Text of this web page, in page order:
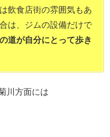
飲食店街の雰囲気もあ
は、ジムの設備だけで
道が自分にとって歩き
川方面には